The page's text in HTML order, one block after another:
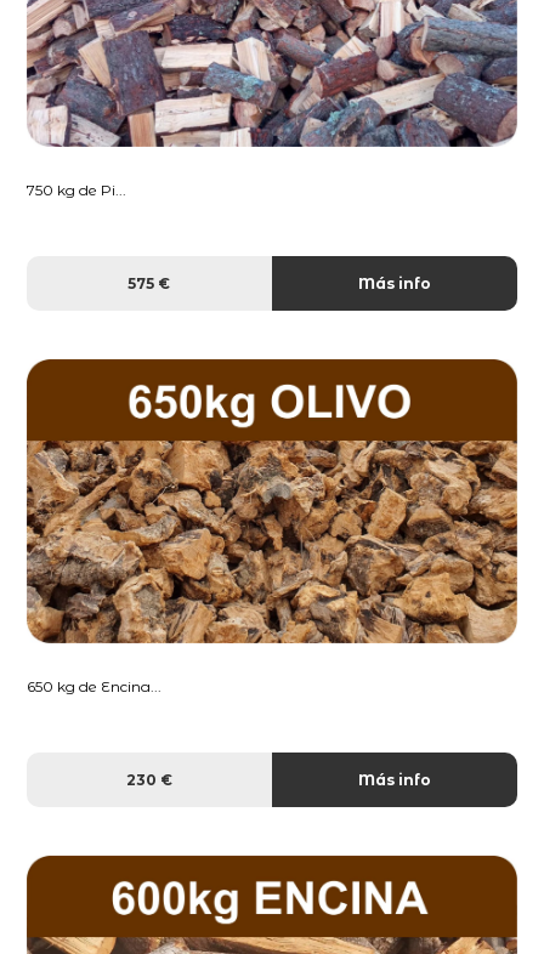
750 kg de Pi...
575 € Más info
650 kg de Encina...
230 € Más info